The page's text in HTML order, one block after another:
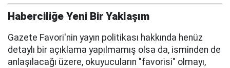
Haberciliğe Yeni Bir Yaklaşım
Gazete Favori'nin yayın politikası hakkında henüz
detaylı bir açıklama yapılmamış olsa da, isminden de
anlaşılacağı üzere, okuyucuların "favorisi" olmayı,